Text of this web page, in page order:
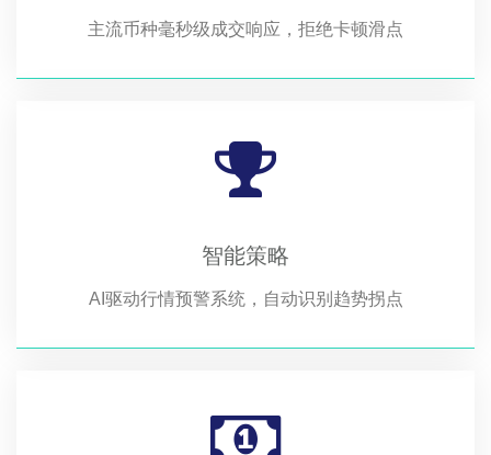
主流币种毫秒级成交响应，拒绝卡顿滑点
智能策略
AI驱动行情预警系统，自动识别趋势拐点